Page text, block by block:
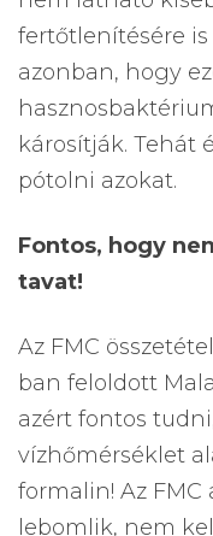
fertőtlenítésére
azonban, hogy
károsítják. Tehát
pótolni azokat.
Fontos, hogy
tavat!
Az FMC
ban feloldott
azért fontos
vízhőmérséklet
formalin! Az
lebomlik, nem